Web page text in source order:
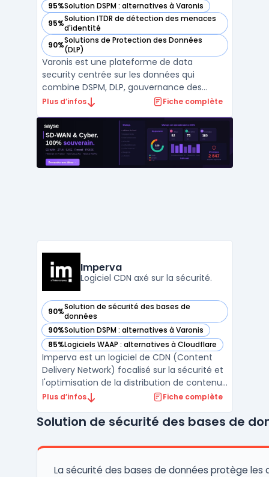
95%Solution DSPM : alternatives à Varonis
— voir Varonis dans cette catégorie
95%Solution ITDR de détection des menaces
d'identité
— voir Varonis dans cette catégorie
90%Solutions de Protection des Données
(DLP)
— voir Varonis dans cette catégorie
Varonis est une plateforme de data
security centrée sur les données qui
combine DSPM, DLP, gouvernance des
accès et analyse d’activité pour réduire
site et dans le cloud. L’outil cartographie les
permissions, identifie les menaces internes,
et automatis ...
Plus d’infos Fiche complète
Imperva
Logiciel CDN axé sur la sécurité.
90%Solution de sécurité des bases de
données
— voir Imperva dans cette catégorie
90%Solution DSPM : alternatives à Varonis
— voir Imperva dans cette catégorie
85%Logiciels WAAP : alternatives à Cloudflare
— voir Imperva dans cette catégorie
Imperva est un logiciel de CDN (Content
Delivery Network) focalisé sur la sécurité et
l'optimisation de la distribution de contenus
digitaux. Sa technologie avancée assure
chargement des sites, tout en protégeant
ligne ...
Plus d’infos Fiche complète
Solution de sécurité des bases de
La sécurité des bases de données protège les